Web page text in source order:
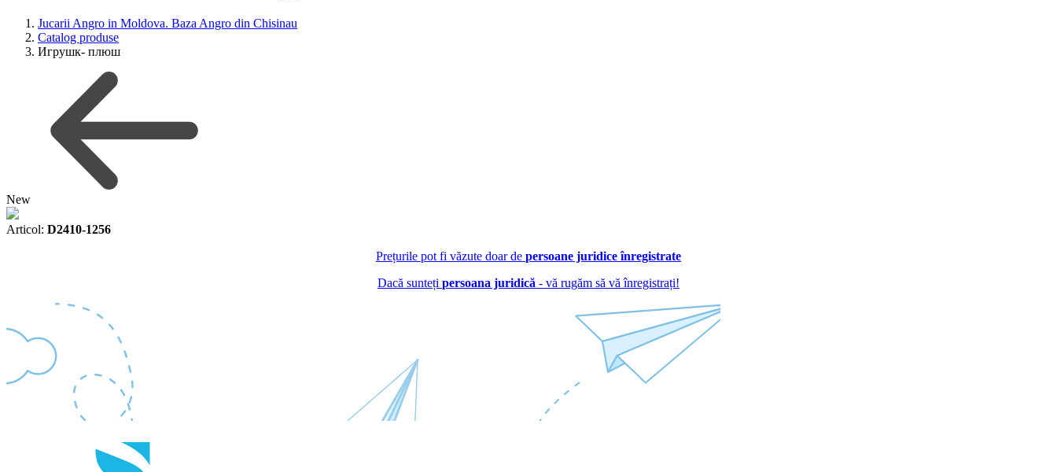
Jucarii Angro in Moldova. Baza Angro din Chisinau
Catalog produse
Игрушк- плюш
New
Articol: D2410-1256
Prețurile pot fi văzute doar de persoane juridice înregistrate
Dacă sunteți persoana juridică - vă rugăm să vă înregistrați!